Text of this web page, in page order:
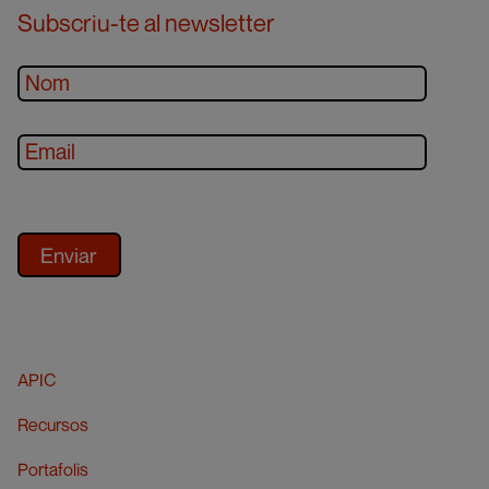
Subscriu-te al newsletter
APIC
Recursos
Portafolis